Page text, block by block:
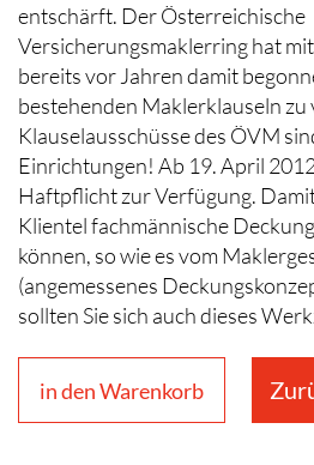
entschärft. Der Österreichische
Versicherungsmaklerring hat
bereits vor Jahren damit
bestehenden Maklerklauseln
Klauselausschüsse des ÖVM
Einrichtungen! Ab 19. April
Haftpflicht zur Verfügung.
Klientel fachmännische
können, so wie es vom
(angemessenes
sollten Sie sich auch dieses